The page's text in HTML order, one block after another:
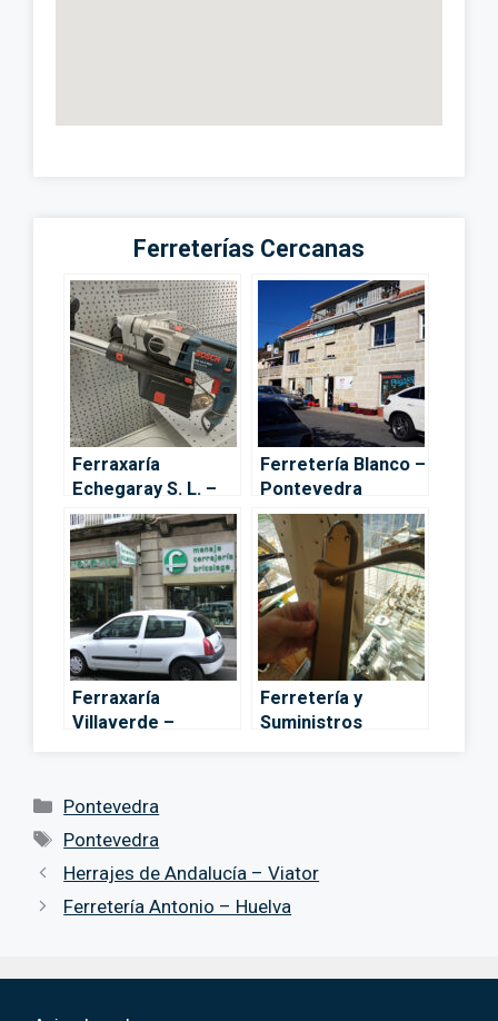
Ferreterías Cercanas
Ferraxaría
Echegaray S. L. –
Pontevedra
Ferretería Blanco –
Pontevedra
Ferraxaría
Villaverde –
Ferretería y
Suministros
Categorías
Pontevedra
Etiquetas
Pontevedra
Herrajes de Andalucía – Viator
Ferretería Antonio – Huelva